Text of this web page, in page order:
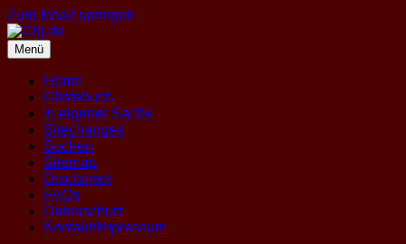
Zum Inhalt springen
Menü
Home
Gästebuch
In eigener Sache
Sitechanges
Suchen
Sitemap
Disclaimer
FAQs
Datenschutz
Kontakt/Impressum